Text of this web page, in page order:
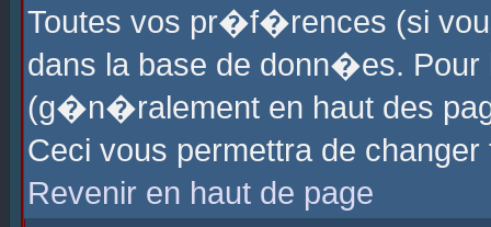
Toutes vos pr�f�rences (si
dans la base de donn�es.
(g�n�ralement en haut des
Ceci vous permettra de
Revenir en haut de page